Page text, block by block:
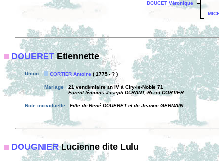
DOUCET Véronique
DOUERETEtiennette
Union : CORTIER Antoine ( 1775 - ? )
Mariage : 21 vendémiaire an IV à Ciry-le-Noble 71
Furent témoins Joseph DURANT, Rozet CORTIER.
Note individuelle : Fille de René DOUERET et de Jeanne GERMAIN.
DOUGNIERLucienne dite Lulu